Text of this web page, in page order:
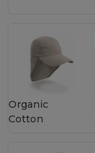
Organic
Cotton